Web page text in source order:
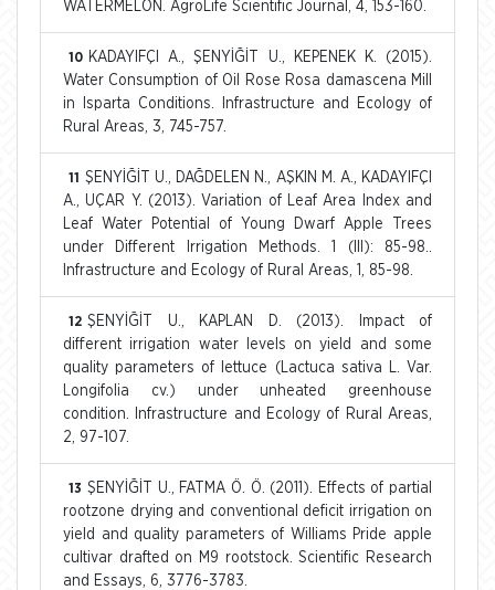
WATERMELON. AgroLife Scientific Journal, 4, 153-160.
10 KADAYIFÇI A., ŞENYİĞİT U., KEPENEK K. (2015).
Water Consumption of Oil Rose Rosa damascena Mill
in Isparta Conditions. Infrastructure and Ecology of
Rural Areas, 3, 745-757.
11
ŞENYİĞİT U., DAĞDELEN N., AŞKIN M. A., KADAYIFÇI
A., UÇAR Y. (2013). Variation of Leaf Area Index and
Leaf Water Potential of Young Dwarf Apple Trees
under Different Irrigation Methods. 1 (III): 85-98..
Infrastructure and Ecology of Rural Areas, 1, 85-98.
12 ŞENYİĞİT U., KAPLAN D. (2013). Impact of
different irrigation water levels on yield and some
quality parameters of lettuce (Lactuca sativa L. Var.
Longifolia cv.) under unheated greenhouse
condition. Infrastructure and Ecology of Rural Areas,
2, 97-107.
13 ŞENYİĞİT U., FATMA Ö. Ö. (2011). Effects of partial
rootzone drying and conventional deficit irrigation on
yield and quality parameters of Williams Pride apple
cultivar drafted on M9 rootstock. Scientific Research
and Essays, 6, 3776-3783.